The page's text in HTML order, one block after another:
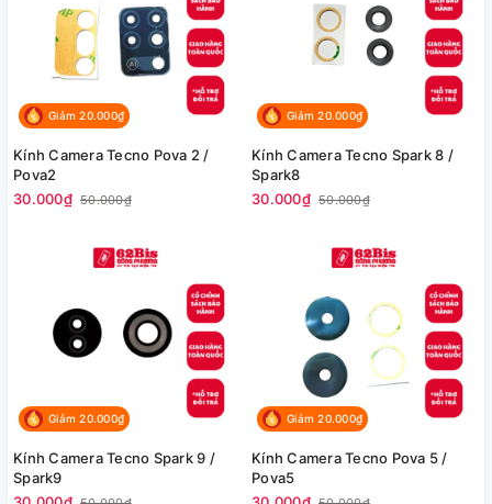
Giảm 20.000₫
Kính Camera Tecno Pova 2 /
Pova2
30.000₫ 50.000₫
Giảm 20.000₫
Kính Camera Tecno Spark 8 /
Spark8
30.000₫ 50.000₫
Giảm 20.000₫
Kính Camera Tecno Spark 9 /
Spark9
Giảm 20.000₫
Kính Camera Tecno Pova 5 /
Pova5